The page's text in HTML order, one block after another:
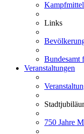
Links
Bundesamt
Veranstaltungen
750 Jahre